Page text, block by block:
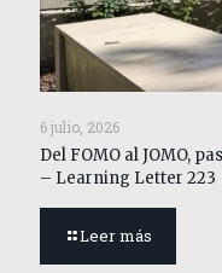
6 julio, 2026
Del FOMO al JOMO,
– Learning Letter 223
Leer más